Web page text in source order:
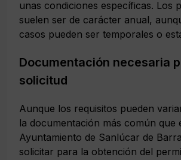
unas condiciones específicas. Los
suelen ser de carácter anual,
casos pueden ser temporales o
Documentación necesaria
solicitud
Aunque los requisitos pueden
la documentación más común que
Ayuntamiento de Sanlúcar de
solicitar para la obtención del